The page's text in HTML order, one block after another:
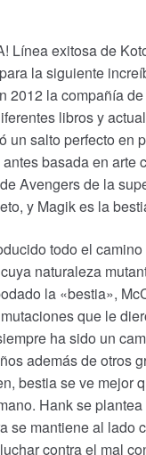
Línea exitosa de
la siguiente
2012 la compañía
libros y
un salto perfecto en
basada en arte
Avengers de la
y Magik es la
todo el
naturaleza
la «bestia»,
que le
ha sido un
además de otros
bestia se ve mejor
Hank se
se mantiene al lado
contra el mal